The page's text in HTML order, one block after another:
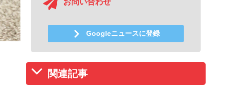
お問い合わせ
Googleニュースに登録
関連記事